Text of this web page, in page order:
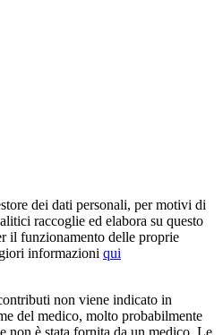
dei dati personali, per motivi di
raccoglie ed elabora su questo
il funzionamento delle proprie
informazioni qui
non viene indicato in
del medico, molto probabilmente